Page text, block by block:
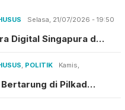
Selasa, 21/07/2026 - 19:50
Digital Singapura d…
POLITIK
Kamis,
di Pilkad…